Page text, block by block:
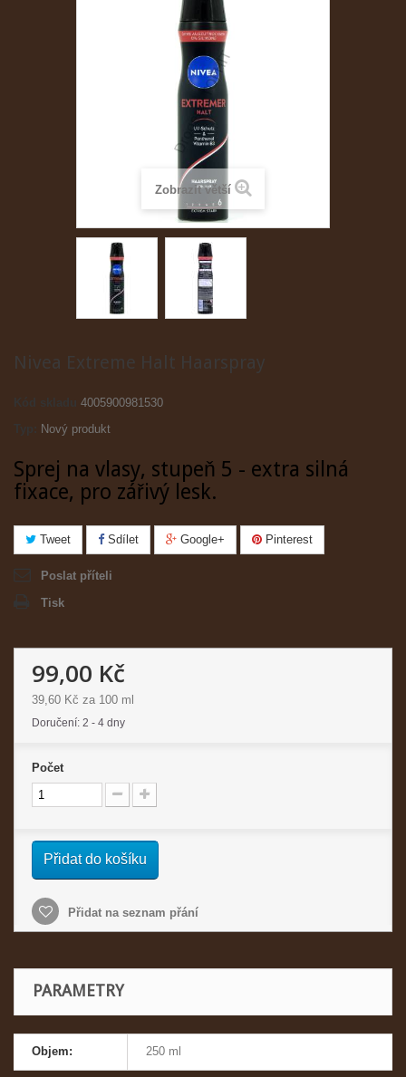
Zobrazit větší
Nivea Extreme Halt Haarspray
Kód skladu
4005900981530
Nový produkt
Sprej na vlasy, stupeň 5 - extra silná
fixace, pro zářivý lesk.
Tweet Sdílet Google+ Pinterest
Poslat příteli
Tisk
99,00 Kč
39,60 Kč za 100 ml
Doručení: 2 - 4 dny
Počet
Přidat do košíku
Přidat na seznam přání
PARAMETRY
Objem: 250 ml